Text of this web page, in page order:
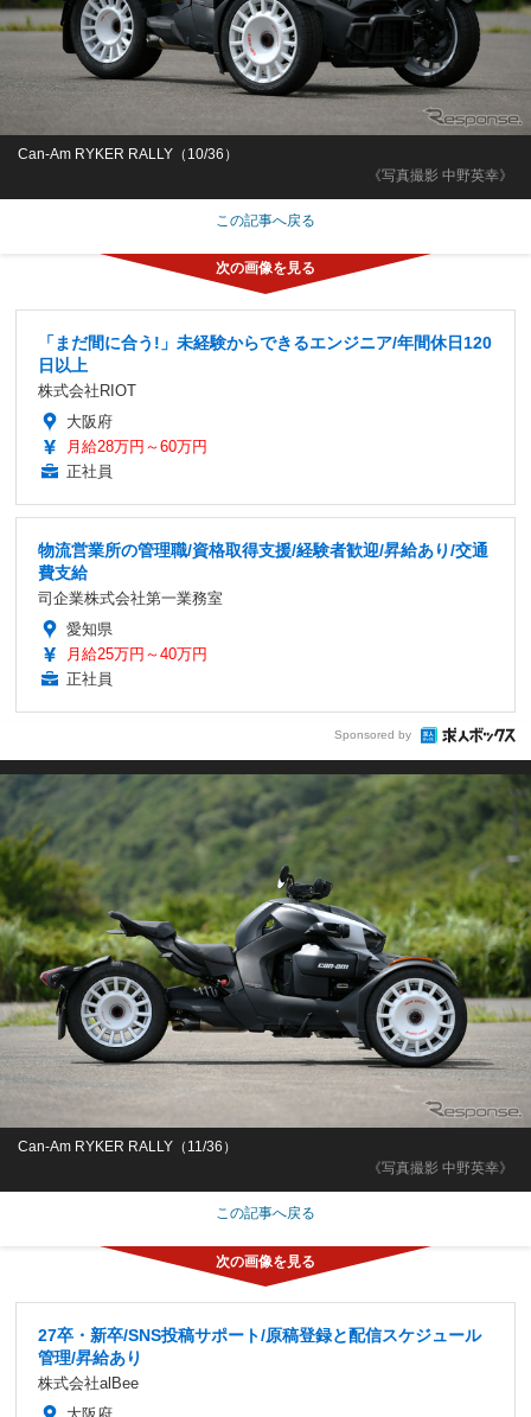
《写真撮影 中野英幸》
Can-Am RYKER RALLY（10/36）
この記事へ戻る
「まだ間に合う!」未経験からできるエンジニア/年間休日120
日以上
株式会社RIOT
大阪府
月給28万円～60万円
正社員
物流営業所の管理職/資格取得支援/経験者歓迎/昇給あり/交通
費支給
司企業株式会社第一業務室
愛知県
月給25万円～40万円
正社員
Sponsored by
《写真撮影 中野英幸》
Can-Am RYKER RALLY（11/36）
この記事へ戻る
27卒・新卒/SNS投稿サポート/原稿登録と配信スケジュール
管理/昇給あり
株式会社alBee